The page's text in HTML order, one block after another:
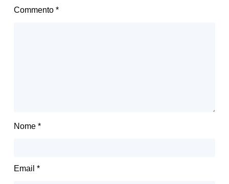
Commento *
Nome *
Email *